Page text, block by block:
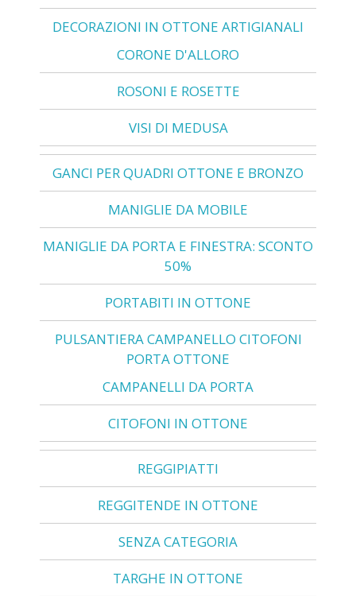
DECORAZIONI IN OTTONE ARTIGIANALI
CORONE D'ALLORO
ROSONI E ROSETTE
VISI DI MEDUSA
GANCI PER QUADRI OTTONE E BRONZO
MANIGLIE DA MOBILE
MANIGLIE DA PORTA E FINESTRA: SCONTO
50%
PORTABITI IN OTTONE
PULSANTIERA CAMPANELLO CITOFONI
PORTA OTTONE
CAMPANELLI DA PORTA
CITOFONI IN OTTONE
REGGIPIATTI
REGGITENDE IN OTTONE
SENZA CATEGORIA
TARGHE IN OTTONE